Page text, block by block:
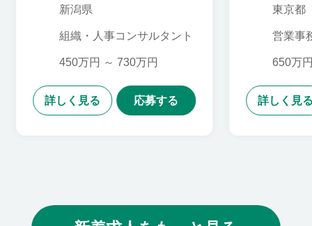
新潟県
組織・人事コンサルタント
450万円 ～ 730万円
詳しく見る 応募する
東京都
営業事
ト,営業
タント
650万
詳しく見